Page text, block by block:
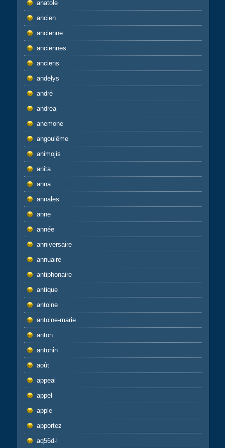
anatole
ancien
ancienne
anciennes
anciens
andelys
andré
andrea
anemone
angoulême
animojis
anita
anna
annales
anne
année
anniversaire
annuaire
antiphonaire
antique
antoine
antoine-marie
anton
antonin
août
appeal
appel
apple
apportez
aq56d-l